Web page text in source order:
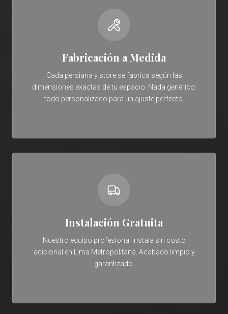
Fabricación a Medida
Cada persiana y store se fabrica según las
dimensiones exactas de tu espacio. Nada genérico:
todo personalizado para un ajuste perfecto.
Instalación Gratuita
Nuestro equipo profesional instala sin costo
adicional en Lima Metropolitana. Acabado limpio y
garantizado.